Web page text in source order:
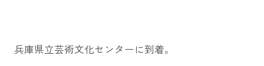
兵庫県立芸術文化センターに到着。